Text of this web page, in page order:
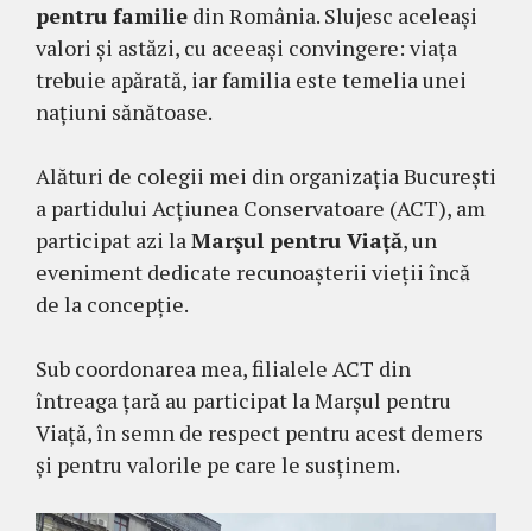
pentru familie din România. Slujesc aceleași
valori și astăzi, cu aceeași convingere: viața
trebuie apărată, iar familia este temelia unei
națiuni sănătoase.
Alături de colegii mei din organizația București
a partidului Acțiunea Conservatoare (ACT), am
participat azi laMarșul pentru Viață, un
eveniment dedicate recunoașterii vieții încă
de la concepție.
Sub coordonarea mea, filialele ACT din
întreaga țară au participat la Marșul pentru
Viață, în semn de respect pentru acest demers
și pentru valorile pe care le susținem.